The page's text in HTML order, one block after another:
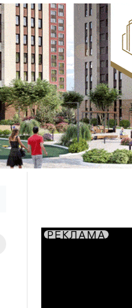
РЕКЛАМА